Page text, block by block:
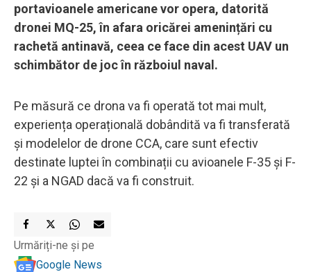
portavioanele americane vor opera, datorită
dronei MQ-25, în afara oricărei amenințări cu
rachetă antinavă, ceea ce face din acest UAV un
schimbător de joc în războiul naval.
Pe măsură ce drona va fi operată tot mai mult,
experiența operațională dobândită va fi transferată
și modelelor de drone CCA, care sunt efectiv
destinate luptei în combinații cu avioanele F-35 și F-
22 și a NGAD dacă va fi construit.
Urmăriți-ne și pe
Google News